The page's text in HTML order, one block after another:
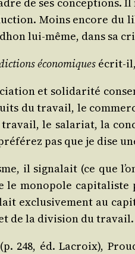
Moins encore du
lui-même, dans sa
éco­no­miques écrit-
et soli­da­ri­té
du tra­vail, le
le sala­riat, la
pas que je dise
il signa­lait (ce que
le mono­pole
exclu­si­ve­ment au
de la divi­sion du travail.
248, éd. Lacroix),